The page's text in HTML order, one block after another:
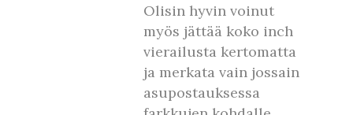
Olisin hyvin voinut
myös jättää koko inch
vierailusta kertomatta
ja merkata vain jossain
asupostauksessa